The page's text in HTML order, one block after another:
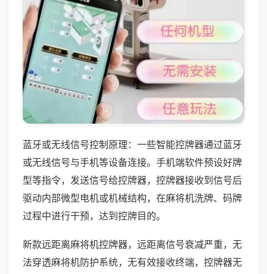
蓝牙或无线信号控制原理：一些智能控牌器通过蓝牙
或无线信号与手机等设备连接。手机端软件预设好牌
型等指令，发送信号给控牌器，控牌器接收到信号后
驱动内部微型电机或机械结构，在麻将机洗牌、码牌
过程中进行干预，达到控牌目的。
新款远距离麻将机控牌器，远距离信号衰减严重，无
法穿透麻将机防护系统，无有效接收终端，控牌器无